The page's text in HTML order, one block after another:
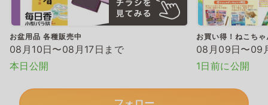
お盆用品 各種販売中
08月10日〜08月17日まで
本日公開
お買い得！ねこち
08月09日〜09
1日前に公開